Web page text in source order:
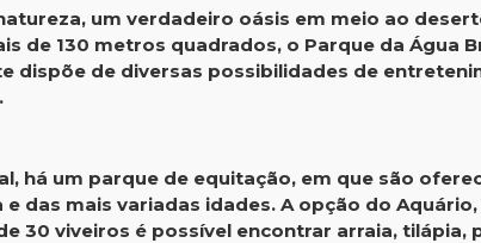
um verdadeiro oásis em meio ao
de 130 metros quadrados, o Parque da
dispõe de diversas possibilidades de
há um parque de equitação, em que são
das mais variadas idades. A opção do
30 viveiros é possível encontrar arraia, tilápia,